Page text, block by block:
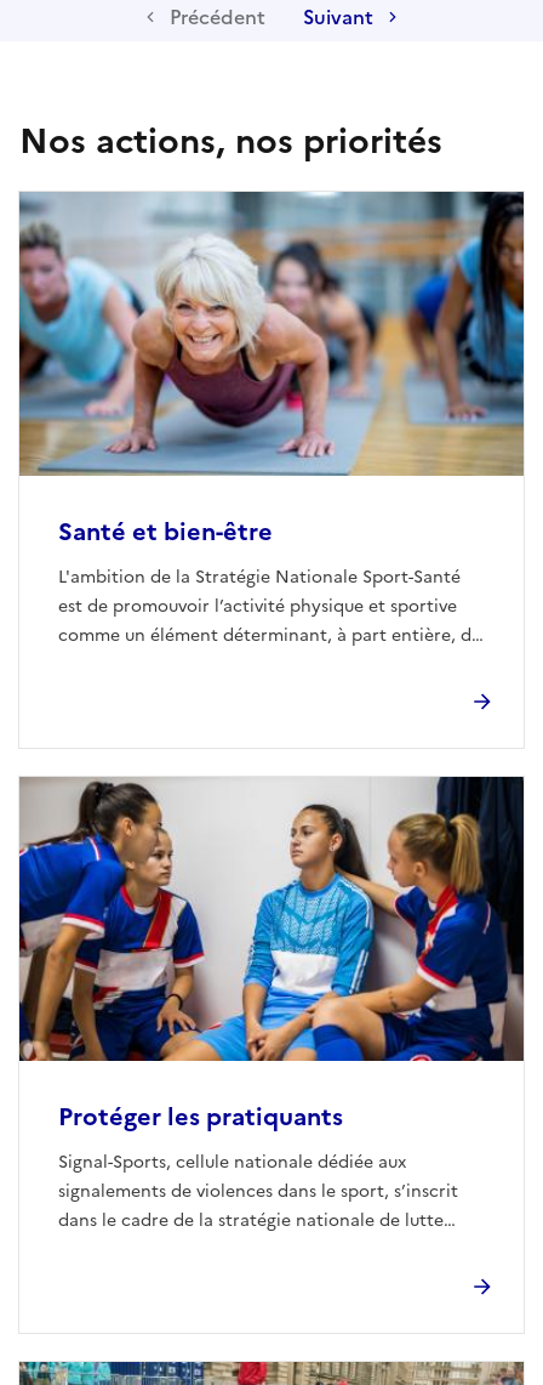
Précédent Suivant
Nos actions, nos priorités
Santé et bien-être
L'ambition de la Stratégie Nationale Sport-Santé
est de promouvoir l’activité physique et sportive
comme un élément déterminant, à part entière, de
Protéger les pratiquants
Signal-Sports, cellule nationale dédiée aux
signalements de violences dans le sport, s’inscrit
dans le cadre de la stratégie nationale de lutte